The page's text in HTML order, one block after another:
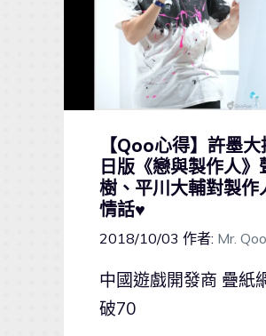
【Qoo心得】許墨
日版《戀與製作人》
樹、平川大輔對製作
情話♥
2018/10/03 作者: Mr. Qoo
中國遊戲開發商 疊紙
破70